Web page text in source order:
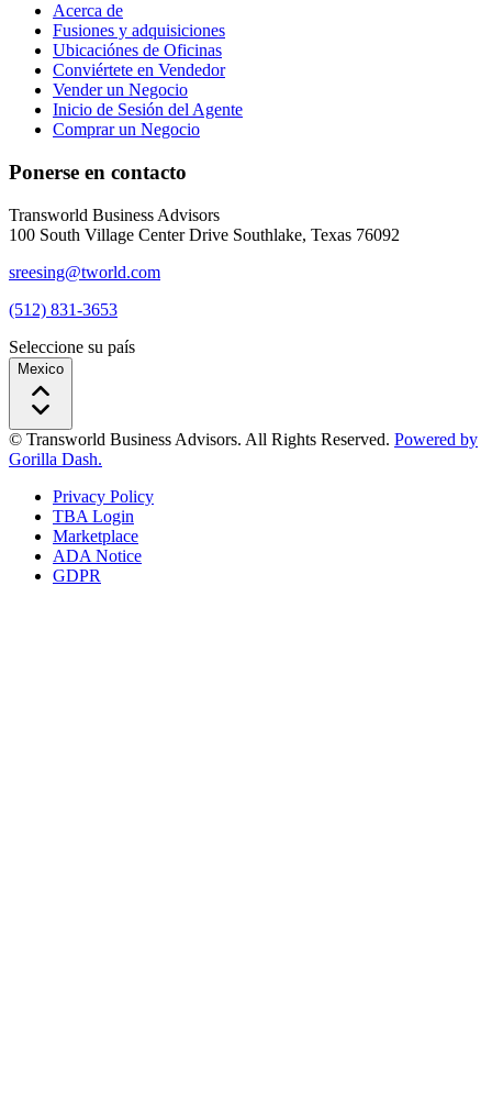
Acerca de
Fusiones y adquisiciones
Ubicaciónes de Oficinas
Conviértete en Vendedor
Vender un Negocio
Inicio de Sesión del Agente
Comprar un Negocio
Ponerse en contacto
Transworld Business Advisors
100 South Village Center Drive Southlake, Texas 76092
sreesing@tworld.com
(512) 831-3653
Seleccione su país
Mexico
© Transworld Business Advisors. All Rights Reserved. Powered by
Gorilla Dash.
Privacy Policy
TBA Login
Marketplace
ADA Notice
GDPR